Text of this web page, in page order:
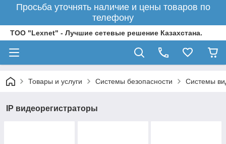
Просьба уточнять наличие и цены товаров по
телефону
ТОО "Lexnet" - Лучшие сетевые решение Казахстана.
Товары и услуги Системы безопасности Системы
IP видеорегистраторы